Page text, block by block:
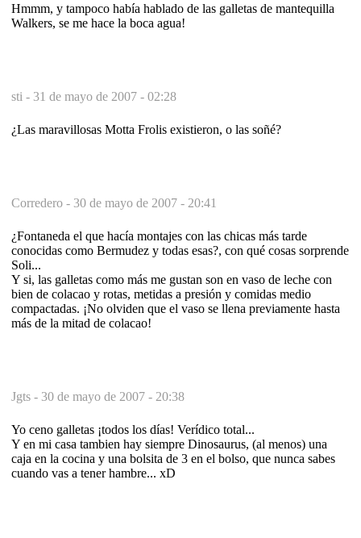
Hmmm, y tampoco había hablado de las galletas de mantequilla
Walkers, se me hace la boca agua!
sti - 31 de mayo de 2007 - 02:28
¿Las maravillosas Motta Frolis existieron, o las soñé?
Corredero - 30 de mayo de 2007 - 20:41
¿Fontaneda el que hacía montajes con las chicas más tarde
conocidas como Bermudez y todas esas?, con qué cosas sorprende
Soli...
Y si, las galletas como más me gustan son en vaso de leche con
bien de colacao y rotas, metidas a presión y comidas medio
compactadas. ¡No olviden que el vaso se llena previamente hasta
más de la mitad de colacao!
Jgts - 30 de mayo de 2007 - 20:38
Yo ceno galletas ¡todos los días! Verídico total...
Y en mi casa tambien hay siempre Dinosaurus, (al menos) una
caja en la cocina y una bolsita de 3 en el bolso, que nunca sabes
cuando vas a tener hambre... xD